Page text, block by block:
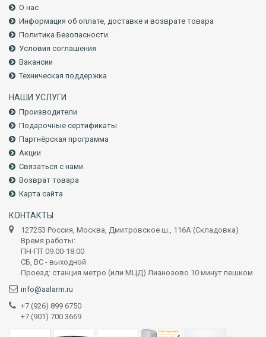
О нас
Информация об оплате, доставке и возврате товара
Политика Безопасности
Условия соглашения
Вакансии
Техническая поддержка
НАШИ УСЛУГИ
Производители
Подарочные сертификаты
Партнёрская программа
Акции
Связаться с нами
Возврат товара
Карта сайта
КОНТАКТЫ
127253 Россия, Москва, Дмитровское ш., 116А (Складовка)
Время работы:
ПН-ПТ 09.00-18.00
СБ, ВС - выходной
Проезд: станция метро (или МЦД) Лианозово 10 минут пешком
info@aalarm.ru
+7 (926) 899 6750
+7 (901) 700 3669